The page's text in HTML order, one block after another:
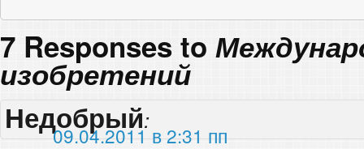
7 Responses to
изобретений
Недобрый:
09.04.2011 в 2:31 пп